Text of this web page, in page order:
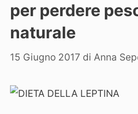
per perdere
naturale
15 Giugno 2017 di Anna